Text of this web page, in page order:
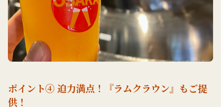
ポイント④ 迫力満点！『ラムクラウン』もご提
供！